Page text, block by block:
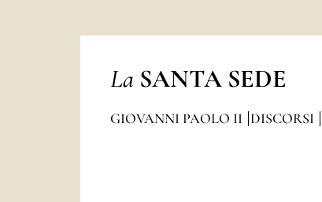
La SANTA SEDE
GIOVANNI PAOLO II DISCORSI